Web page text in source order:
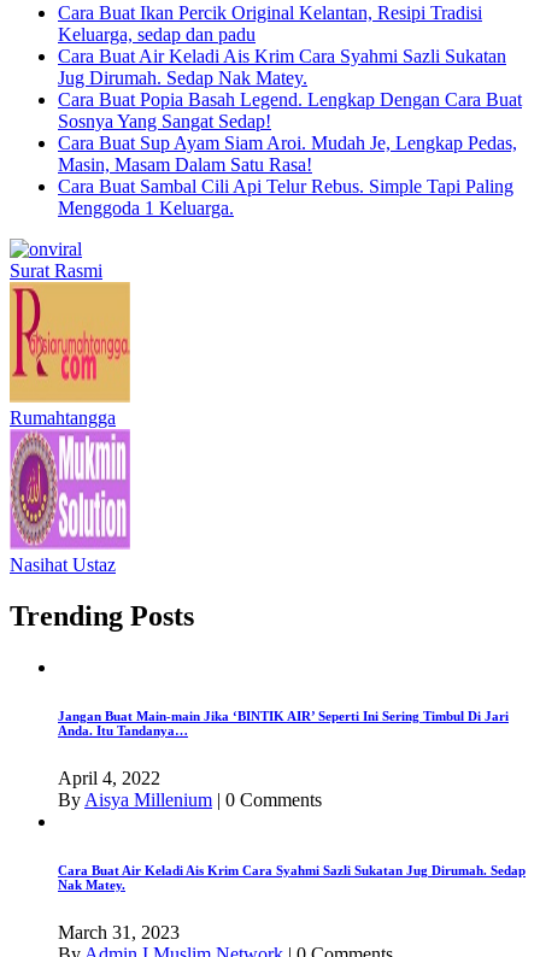
Cara Buat Ikan Percik Original Kelantan, Resipi Tradisi
Keluarga, sedap dan padu
Cara Buat Air Keladi Ais Krim Cara Syahmi Sazli Sukatan
Jug Dirumah. Sedap Nak Matey.
Cara Buat Popia Basah Legend. Lengkap Dengan Cara Buat
Sosnya Yang Sangat Sedap!
Cara Buat Sup Ayam Siam Aroi. Mudah Je, Lengkap Pedas,
Masin, Masam Dalam Satu Rasa!
Cara Buat Sambal Cili Api Telur Rebus. Simple Tapi Paling
Menggoda 1 Keluarga.
Surat Rasmi
Rumahtangga
Nasihat Ustaz
Trending Posts
Jangan Buat Main-main Jika ‘BINTIK AIR’ Seperti Ini Sering Timbul Di Jari
Anda. Itu Tandanya…
April 4, 2022
By Aisya Millenium | 0 Comments
Cara Buat Air Keladi Ais Krim Cara Syahmi Sazli Sukatan Jug Dirumah. Sedap
Nak Matey.
March 31, 2023